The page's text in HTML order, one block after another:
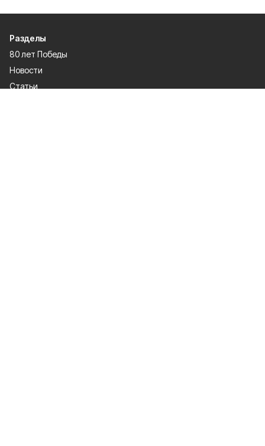
Разделы
80 лет Победы
Новости
Статьи